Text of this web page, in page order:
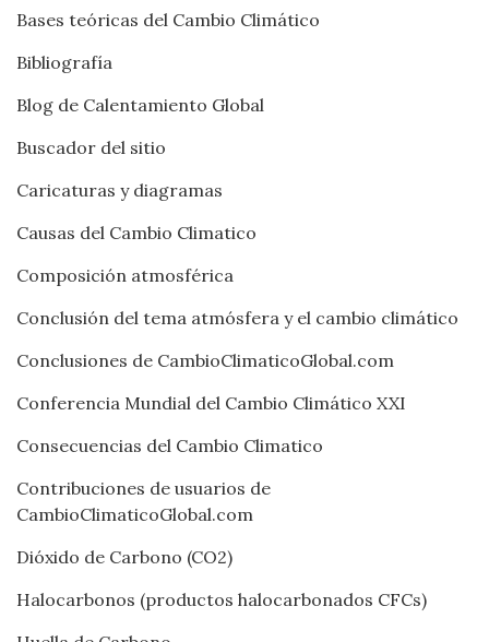
Bases teóricas del Cambio Climático
Bibliografía
Blog de Calentamiento Global
Buscador del sitio
Caricaturas y diagramas
Causas del Cambio Climatico
Composición atmosférica
Conclusión del tema atmósfera y el cambio climático
Conclusiones de CambioClimaticoGlobal.com
Conferencia Mundial del Cambio Climático XXI
Consecuencias del Cambio Climatico
Contribuciones de usuarios de
CambioClimaticoGlobal.com
Dióxido de Carbono (CO2)
Halocarbonos (productos halocarbonados CFCs)